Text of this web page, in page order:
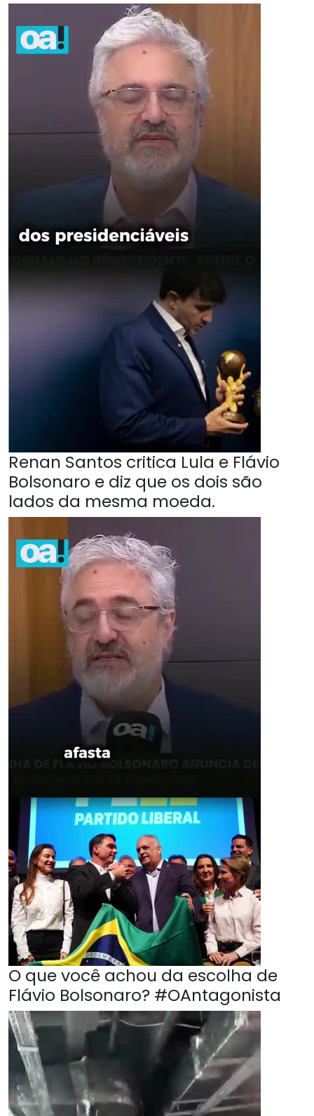
Renan Santos critica Lula e Flávio
Bolsonaro e diz que os dois são
lados da mesma moeda.
O que você achou da escolha de
Flávio Bolsonaro? #OAntagonista